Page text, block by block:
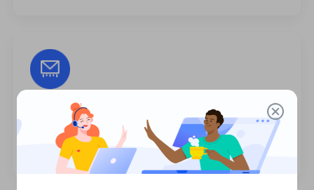
Phiên không giới hạn
Không có giới hạn về số lần sử dụng hoặc
tần suất gọi proxy.